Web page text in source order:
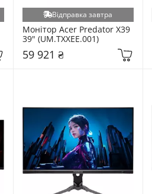
Відправка завтра
Монітор Acer Predator X39
39" (UM.TXXEE.001)
59 921 ₴